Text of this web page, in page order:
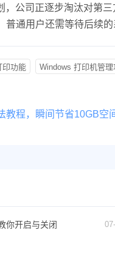
，公司正逐步淘汰对第
通用户还需等待后续
印功能 Windows 打印机管理
教程，瞬间节省10GB空
你开启与关闭